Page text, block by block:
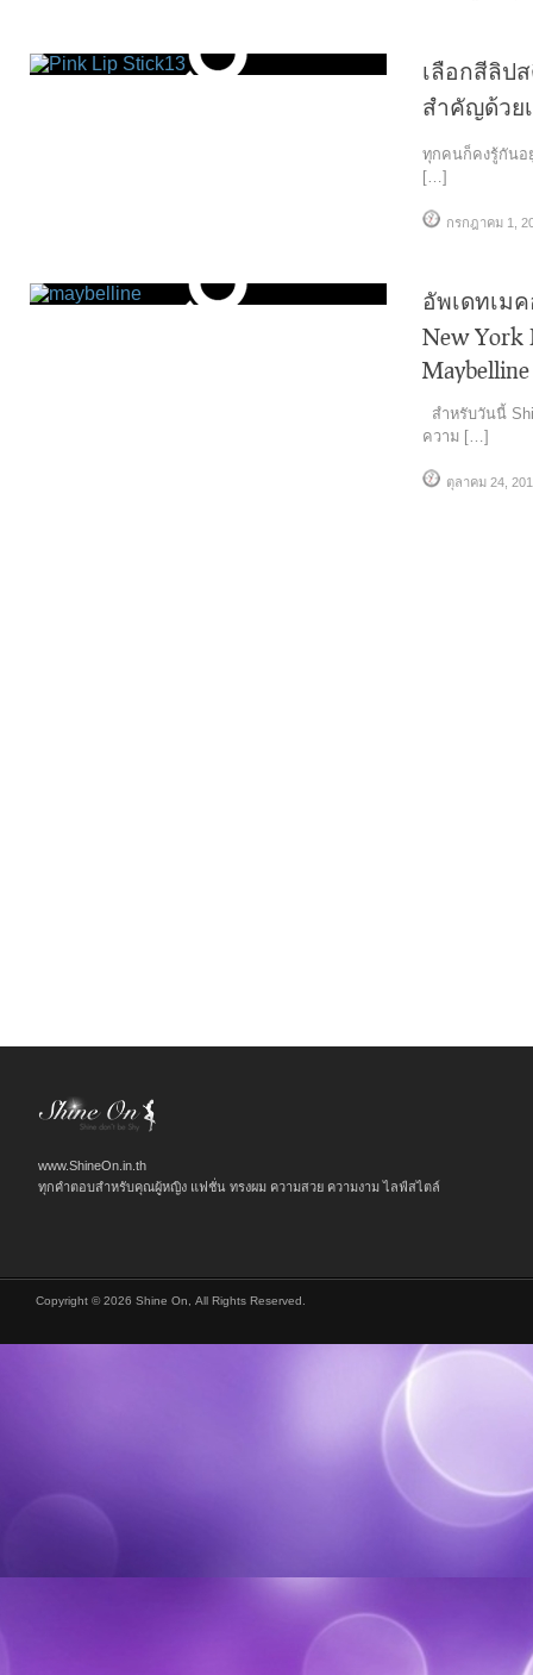
เลือกสีลิป
สำคัญด้วย
ทุกคนก็คงรู้กันอ
[…]
กรกฎาคม 1,
อัพเดทเมค
New York
สำหรับวันนี้
ความ […]
ตุลาคม 24,
www.ShineOn.in.th
ทุกคำตอบสำหรับคุณผู้หญิง แฟชั่น ทรงผม ความสวย ความงาม ไลฟ์สไตล์
Copyright © 2026 Shine On, All Rights Reserved.